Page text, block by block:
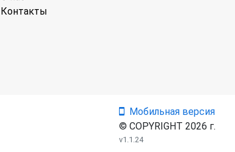
Контакты
Мобильная версия
© COPYRIGHT 2026 г.
v1.1.24